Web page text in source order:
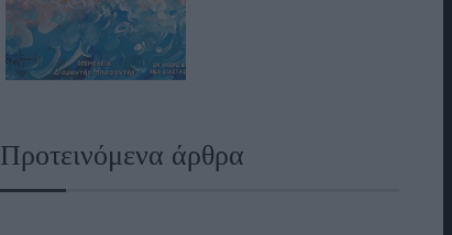
Προτεινόμενα άρθρα